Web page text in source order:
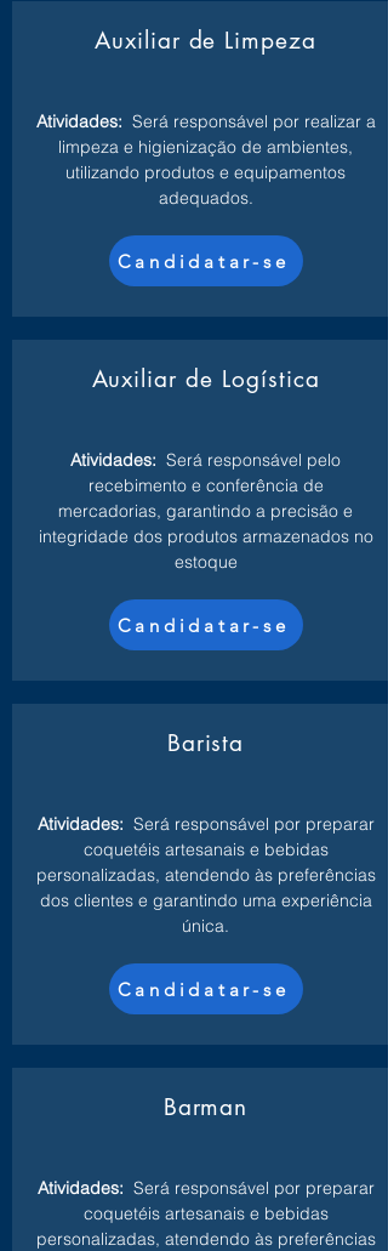
Auxiliar de Limpeza
Atividades: Será responsável por realizar a
limpeza e higienização de ambientes,
utilizando produtos e equipamentos
adequados.
Candidatar-se
Auxiliar de Logística
Atividades: Será responsável pelo
recebimento e conferência de
mercadorias, garantindo a precisão e
integridade dos produtos armazenados no
estoque
Candidatar-se
Barista
Atividades: Será responsável por preparar
coquetéis artesanais e bebidas
personalizadas, atendendo às preferências
dos clientes e garantindo uma experiência
única.
Candidatar-se
Barman
Atividades: Será responsável por preparar
coquetéis artesanais e bebidas
personalizadas, atendendo às preferências